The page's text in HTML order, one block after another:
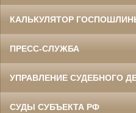
КАЛЬКУЛЯТОР
ПРЕСС-СЛУЖБА
УПРАВЛЕНИЕ СУДЕБНОГО
СУДЫ СУБЪЕКТА РФ